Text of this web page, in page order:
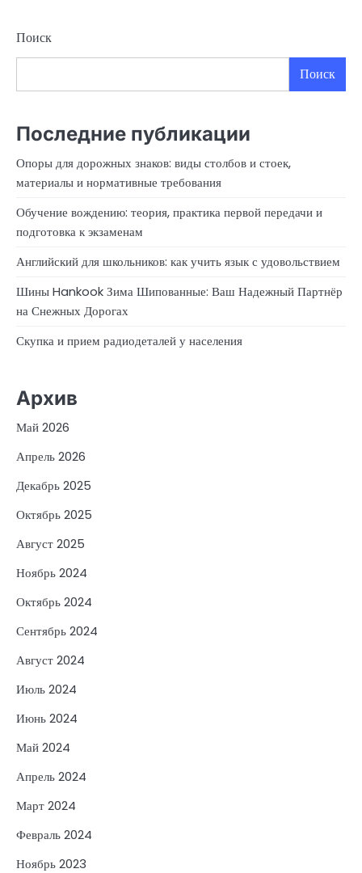
Поиск
Поиск
Последние публикации
Опоры для дорожных знаков: виды столбов и стоек,
материалы и нормативные требования
Обучение вождению: теория, практика первой передачи и
подготовка к экзаменам
Английский для школьников: как учить язык с удовольствием
Шины Hankook Зима Шипованные: Ваш Надежный Партнёр
на Снежных Дорогах
Скупка и прием радиодеталей у населения
Архив
Май 2026
Апрель 2026
Декабрь 2025
Октябрь 2025
Август 2025
Ноябрь 2024
Октябрь 2024
Сентябрь 2024
Август 2024
Июль 2024
Июнь 2024
Май 2024
Апрель 2024
Март 2024
Февраль 2024
Ноябрь 2023